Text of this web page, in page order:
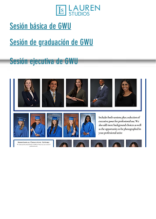
Sesión básica de GWU
Sesión de graduación de GWU
Sesión ejecutiva de GWU